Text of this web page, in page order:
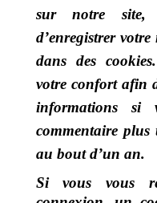
sur notre site,
d’enregistrer
dans des
votre confort afin
informations si
commentaire plus
au bout d’un an.
Si vous vous